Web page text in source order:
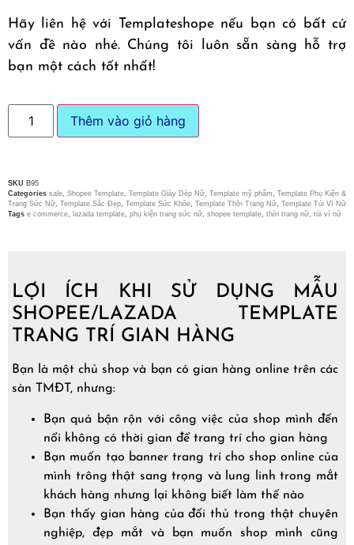
Hãy liên hệ với Templateshope nếu bạn có bất cứ
vấn đề nào nhé. Chúng tôi luôn sẵn sàng hỗ trợ
bạn một cách tốt nhất!
Thêm vào giỏ hàng
SKU B95
Categories sale, Shopee Template, Template Giày Dép Nữ, Template mỹ phẩm, Template Phụ Kiện &
Trang Sức Nữ, Template Sắc Đẹp, Template Sức Khỏe, Template Thời Trang Nữ, Template Túi Ví Nữ
Tags e commerce, lazada template, phụ kiện trang sức nữ, shopee template, thời trang nữ, túi ví nữ
LỢI ÍCH KHI SỬ DỤNG MẪU
SHOPEE/LAZADA TEMPLATE
TRANG TRÍ GIAN HÀNG
Bạn là một chủ shop và bạn có gian hàng online trên các
sàn TMĐT, nhưng:
Bạn quá bận rộn với công việc của shop mình đến
nổi không có thời gian để trang trí cho gian hàng
Bạn muốn tạo banner trang trí cho shop online của
mình trông thật sang trọng và lung linh trong mắt
khách hàng nhưng lại không biết làm thế nào
Bạn thấy gian hàng của đối thủ trong thật chuyên
nghiệp, đẹp mắt và bạn muốn shop mình cũng